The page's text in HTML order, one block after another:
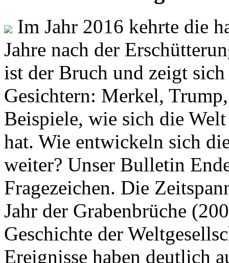
Im Jahr 2016 kehrte die
Jahre nach der
ist der Bruch und zeigt
Gesichtern: Merkel,
Beispiele, wie sich die
hat. Wie entwickeln sich
weiter? Unser Bulletin
Fragezeichen. Die
Jahr der Grabenbrüche
Geschichte der
Ereignisse haben deutlich